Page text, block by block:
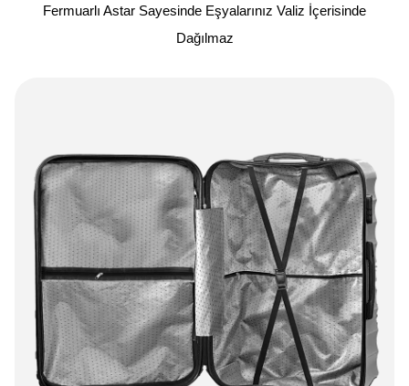
Fermuarlı Astar Sayesinde Eşyalarınız Valiz İçerisinde
Dağılmaz